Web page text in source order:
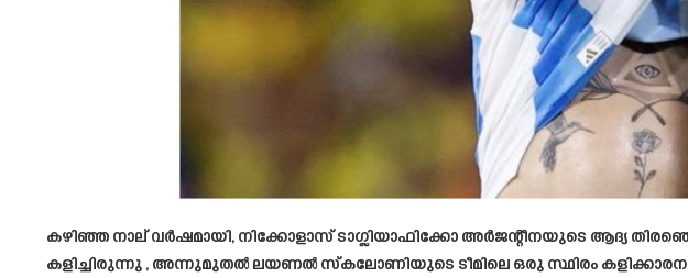
കഴിഞ്ഞ നാല് വർഷമായി, നിക്കോളാസ് ടാഗ്ലിയാഫിക്കോ അർജന്റീനയുടെ ആദ്യ
കളിച്ചിരുന്നു , അന്നുമുതൽ ലയണൽ സ്കലോണിയുടെ ടീമിലെ ഒരു സ്ഥിരം